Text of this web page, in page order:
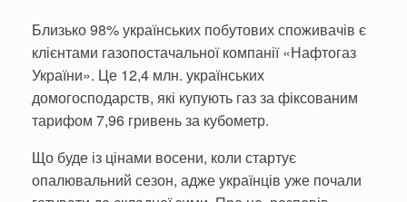
Близько 98% українських побутових споживачів є
клієнтами газопостачальної компанії «Нафтогаз
України». Це 12,4 млн. українських
домогосподарств, які купують газ за фіксованим
тарифом 7,96 гривень за кубометр.
Що буде із цінами восени, коли стартує
опалювальний сезон, адже українців уже почали